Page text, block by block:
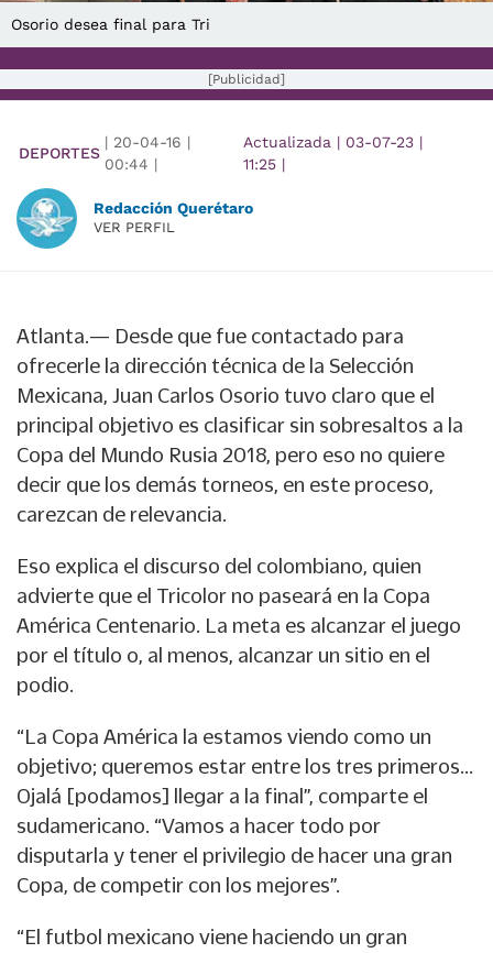
Osorio desea final para Tri
[Publicidad]
DEPORTES
| 20-04-16 |
00:44 |
Actualizada | 03-07-23 |
11:25|
Redacción Querétaro
VER PERFIL
Atlanta.— Desde que fue contactado para
ofrecerle la dirección técnica de la Selección
Mexicana, Juan Carlos Osorio tuvo claro que el
principal objetivo es clasificar sin sobresaltos a la
Copa del Mundo Rusia 2018, pero eso no quiere
decir que los demás torneos, en este proceso,
carezcan de relevancia.
Eso explica el discurso del colombiano, quien
advierte que el Tricolor no paseará en la Copa
América Centenario. La meta es alcanzar el juego
por el título o, al menos, alcanzar un sitio en el
podio.
“La Copa América la estamos viendo como un
objetivo; queremos estar entre los tres primeros...
Ojalá [podamos] llegar a la final”, comparte el
sudamericano. “Vamos a hacer todo por
disputarla y tener el privilegio de hacer una gran
Copa, de competir con los mejores”.
“El futbol mexicano viene haciendo un gran